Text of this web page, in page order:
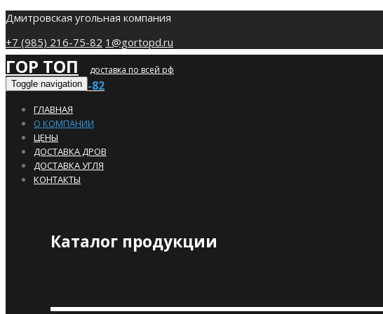
Дмитровская угольная компания
+7 (985) 216-75-82 1@gortopd.ru
ГОР ТОП доставка по всей рф
+7 (985) 216-75-82
Toggle navigation
ГЛАВНАЯ
О КОМПАНИИ
ЦЕНЫ
ДОСТАВКА ДРОВ
ДОСТАВКА УГЛЯ
КОНТАКТЫ
Каталог продукции